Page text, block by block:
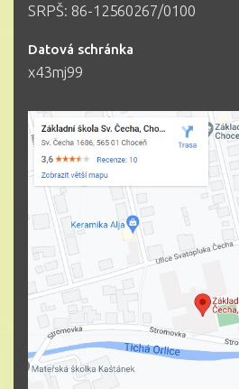
SRPŠ: 86-12560267/0100
Datová schránka
x43mj99